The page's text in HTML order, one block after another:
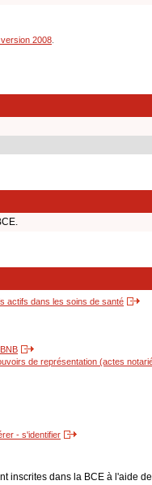
2008
actifs dans les soins de santé
de représentation (actes
- s'identifier
inscrites dans la BCE à l'aide